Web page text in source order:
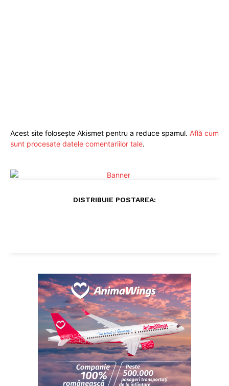
Acest site folosește Akismet pentru a reduce spamul. Află cum
sunt procesate datele comentariilor tale.
DISTRIBUIE POSTAREA: